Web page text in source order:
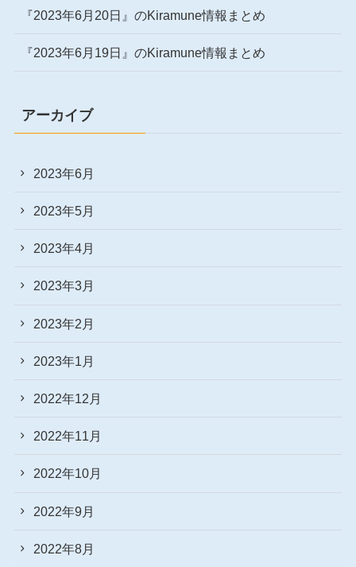
『2023年6月20日』のKiramune情報まとめ
『2023年6月19日』のKiramune情報まとめ
アーカイブ
2023年6月
2023年5月
2023年4月
2023年3月
2023年2月
2023年1月
2022年12月
2022年11月
2022年10月
2022年9月
2022年8月